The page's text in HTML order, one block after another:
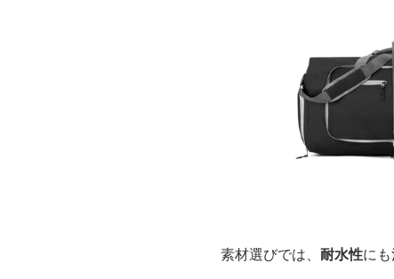
素材選びでは、 耐水性にも